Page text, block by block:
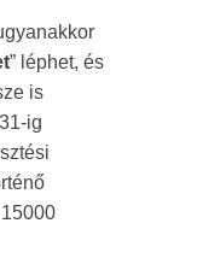
” léphet, és
is
ig